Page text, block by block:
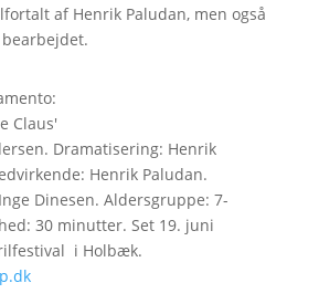
af Henrik Paludan, men også
Claus'
Dramatisering: Henrik
Henrik Paludan.
Dinesen. Aldersgruppe: 7-
30 minutter. Set 19. juni
i Holbæk.